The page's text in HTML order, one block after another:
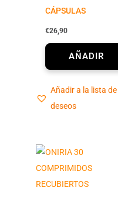
CÁPSULAS
€26,90
Añadir a la lista de
deseos